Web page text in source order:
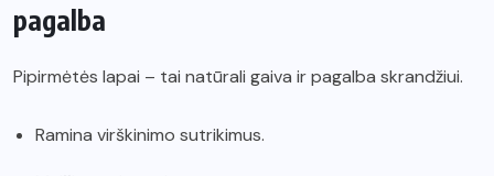
pagalba
Pipirmėtės lapai – tai natūrali gaiva ir pagalba skrandžiui.
Ramina virškinimo sutrikimus.